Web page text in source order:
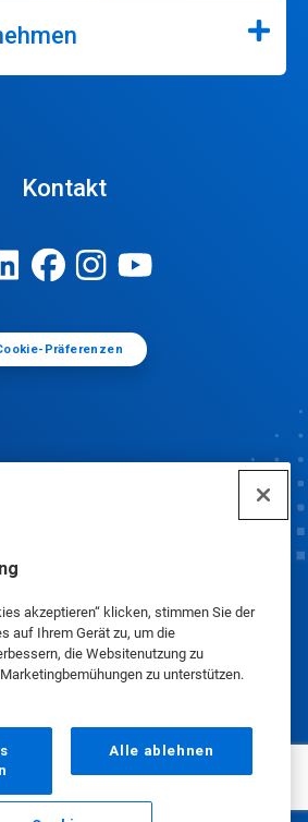
akzeptieren“ klicken, stimmen Sie der
auf Ihrem Gerät zu, um die
die Websitenutzung zu
zu unterstützen.
Alle ablehnen
Kontakt
Präferenzen
Ecolab Inc. 2025
|Datenschutzrichtlinie